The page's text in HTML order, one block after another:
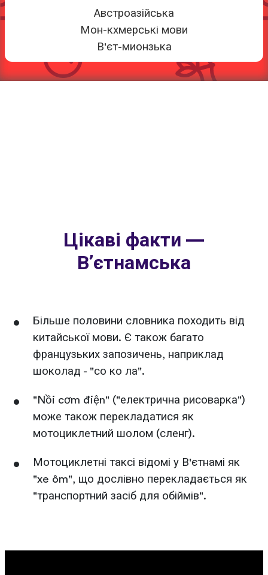
Австроазійська
Мон-кхмерські мови
В'єт-мионзька
Цікаві факти —
Вʼєтнамська
Більше половини словника походить від
китайської мови. Є також багато
французьких запозичень, наприклад
шоколад - "со ко ла".
"Nồi cơm điện" ("електрична рисоварка")
може також перекладатися як
мотоциклетний шолом (сленг).
Мотоциклетні таксі відомі у В'єтнамі як
"xe ôm", що дослівно перекладається як
"транспортний засіб для обіймів".